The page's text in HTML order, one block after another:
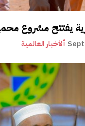
يفتتح مشروع
ألأخبار العالمية